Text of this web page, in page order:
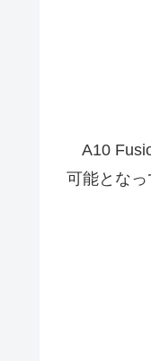
A10
可能となっ